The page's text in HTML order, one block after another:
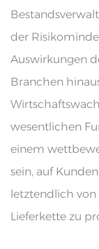
der
Auswirkungen
Branchen
wesentlichen
einem
sein, auf
letztendlich
Lieferkette zu